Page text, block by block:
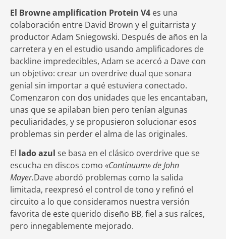
El Browne amplification Protein V4 es una
colaboración entre David Brown y el guitarrista y
productor Adam Sniegowski. Después de años en la
carretera y en el estudio usando amplificadores de
backline impredecibles, Adam se acercó a Dave con
un objetivo: crear un overdrive dual que sonara
genial sin importar a qué estuviera conectado.
Comenzaron con dos unidades que les encantaban,
unas que se apilaban bien pero tenían algunas
peculiaridades, y se propusieron solucionar esos
problemas sin perder el alma de las originales.
El lado azul se basa en el clásico overdrive que se
escucha en discos como «Continuum» de John
Mayer.Dave abordó problemas como la salida
limitada, reexpresó el control de tono y refinó el
circuito a lo que consideramos nuestra versión
favorita de este querido diseño BB, fiel a sus raíces,
pero innegablemente mejorado.